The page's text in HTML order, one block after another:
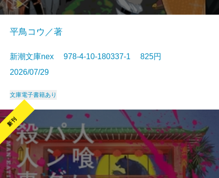
平鳥コウ／著
新潮文庫nex 978-4-10-180337-1 825円
2026/07/29
文庫電子書籍あり
新刊